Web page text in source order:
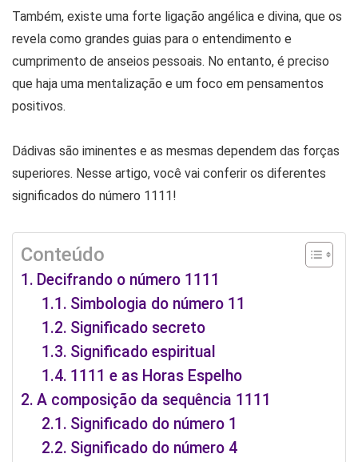
Também, existe uma forte ligação angélica e divina, que os
revela como grandes guias para o entendimento e
cumprimento de anseios pessoais. No entanto, é preciso
que haja uma mentalização e um foco em pensamentos
positivos.
Dádivas são iminentes e as mesmas dependem das forças
superiores. Nesse artigo, você vai conferir os diferentes
significados do número 1111!
Conteúdo
Decifrando o número 1111
Simbologia do número 11
Significado secreto
Significado espiritual
1111 e as Horas Espelho
A composição da sequência 1111
Significado do número 1
Significado do número 4